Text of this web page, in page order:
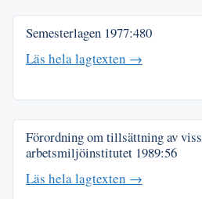
Semesterlagen 1977:480
Läs hela lagtexten →
Förordning om tillsättning av
arbetsmiljöinstitutet 1989:56
Läs hela lagtexten →